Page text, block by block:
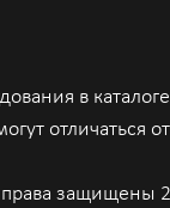
в
отличаться
защищены